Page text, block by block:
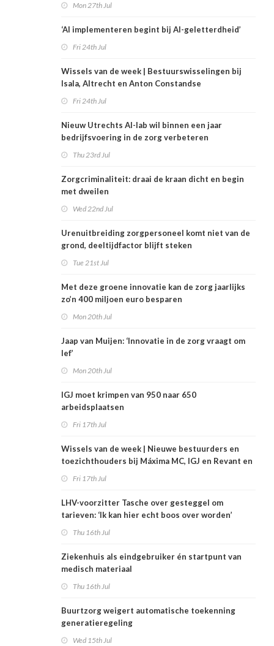
Mon 27th Jul
‘AI implementeren begint bij AI-geletterdheid’
Fri 24th Jul
Wissels van de week | Bestuurswisselingen bij
Isala, Altrecht en Anton Constandse
Fri 24th Jul
Nieuw Utrechts AI-lab wil binnen een jaar
bedrijfsvoering in de zorg verbeteren
Thu 23rd Jul
Zorgcriminaliteit: draai de kraan dicht en begin
met dweilen
Wed 22nd Jul
Urenuitbreiding zorgpersoneel komt niet van de
grond, deeltijdfactor blijft steken
Tue 21st Jul
Met deze groene innovatie kan de zorg jaarlijks
zo’n 400 miljoen euro besparen
Mon 20th Jul
Jaap van Muijen: ‘Innovatie in de zorg vraagt om
lef’
Mon 20th Jul
IGJ moet krimpen van 950 naar 650
arbeidsplaatsen
Fri 17th Jul
Wissels van de week | Nieuwe bestuurders en
toezichthouders bij Máxima MC, IGJ en Revant en
Fri 17th Jul
LHV-voorzitter Tasche over gesteggel om
tarieven: ‘Ik kan hier echt boos over worden’
Thu 16th Jul
Ziekenhuis als eindgebruiker én startpunt van
medisch materiaal
Thu 16th Jul
Buurtzorg weigert automatische toekenning
generatieregeling
Wed 15th Jul